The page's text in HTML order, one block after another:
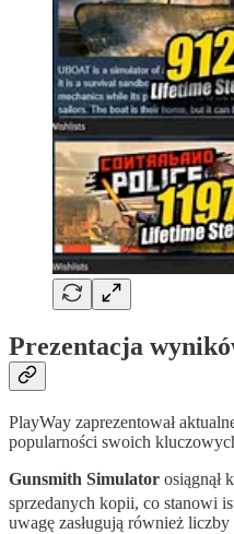
Prezentacja
PlayWay zaprezentował
popularności swoich
Gunsmith Simulator osiągnął
sprzedanych kopii, co stanowi
uwagę zasługują również